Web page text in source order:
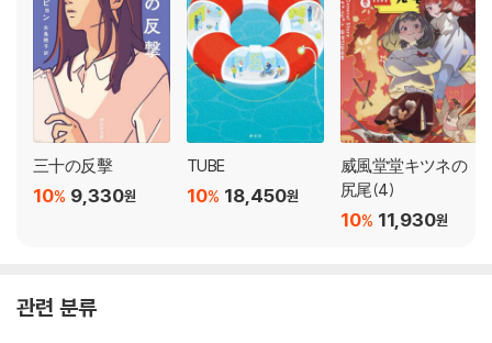
三十の反擊
9,330원
10%
TUBE
18,450원
10%
威風堂堂キツネの
尻尾(4)
11,930원
10%
관련 분류